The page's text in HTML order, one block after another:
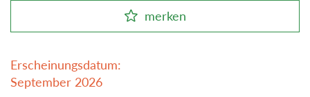
merken
Erscheinungsdatum:
September 2026